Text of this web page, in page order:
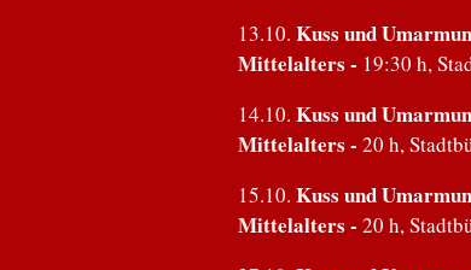
13.10. Kuss und
Mittelalters - 19:30 h,
14.10. Kuss und
Mittelalters - 20 h,
15.10. Kuss und
Mittelalters - 20 h,